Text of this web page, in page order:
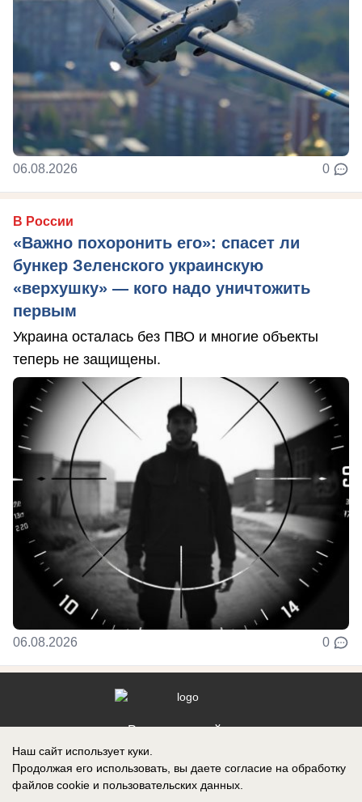
06.08.2026 0
В России
«Важно похоронить его»: спасет ли
бункер Зеленского украинскую
«верхушку» — кого надо уничтожить
первым
Украина осталась без ПВО и многие объекты
теперь не защищены.
06.08.2026 0
Реклама на сайте
Наш сайт использует куки.
Продолжая его использовать, вы даете согласие на обработку
файлов cookie и пользовательских данных.